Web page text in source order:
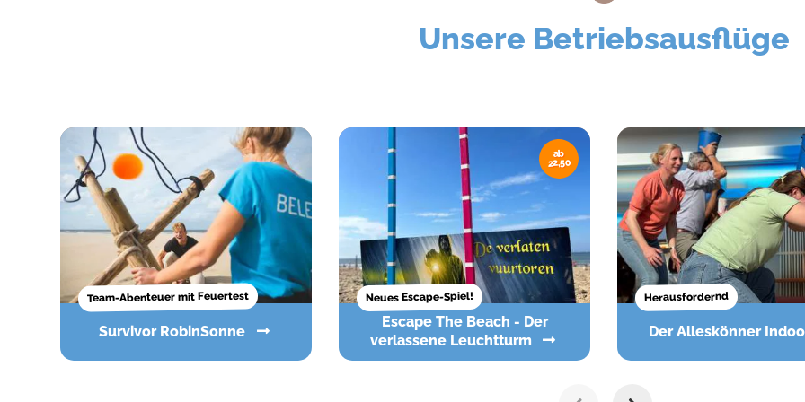
Unsere Betriebsausflüge
Team-Abenteuer mit Feuertest
Survivor RobinSonne
ab
22,50
Neues Escape-Spiel!
Escape The Beach - Der
verlassene Leuchtturm
Herausfordernd
Der Alleskönner